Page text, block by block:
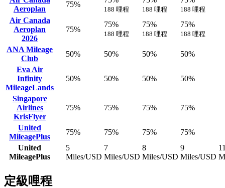
Aeroplan
75%
188 哩程 188 哩程 188 哩程
Air Canada
Aeroplan
2026
75%
75%
188 哩程
75%
188 哩程
75%
188 哩程
ANA Mileage
Club
50% 50% 50%
50%
Eva Air
Infinity
MileageLands
50% 50% 50% 50%
Singapore
Airlines
KrisFlyer
75% 75% 75% 75%
United
MileagePlus
75% 75% 75%
75%
United
MileagePlus
5
Miles/USD
7
Miles/USD
8
Miles/USD
9
Miles/USD
定級哩程